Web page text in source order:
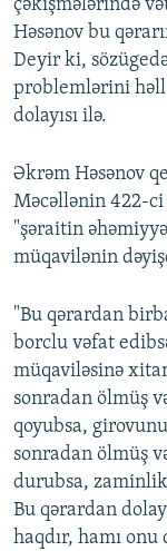
çəkişmələrində
Həsənov bu
Deyir ki,
problemlərini həll
dolayısı ilə.
Əkrəm Həsənov
Məcəllənin 422-ci
"şəraitin
müqavilənin
"Bu qərardan
borclu vəfat
müqaviləsinə
sonradan ölmüş
qoyubsa,
sonradan ölmüş
durubsa,
Bu qərardan
haqdır, hamı